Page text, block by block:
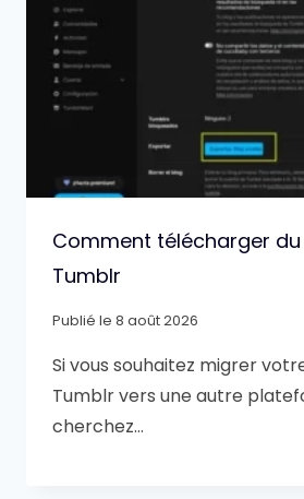
Comment télécharger
Tumblr
Publié le 8 août 2026
Si vous souhaitez migrer
Tumblr vers une autre
cherchez…